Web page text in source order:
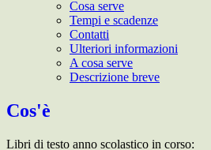
Cosa serve
Tempi e scadenze
Contatti
Ulteriori informazioni
A cosa serve
Descrizione breve
Cos'è
Libri di testo anno scolastico in corso: